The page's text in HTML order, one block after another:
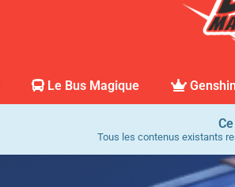
Le Bus Magique
Tous les contenus existants